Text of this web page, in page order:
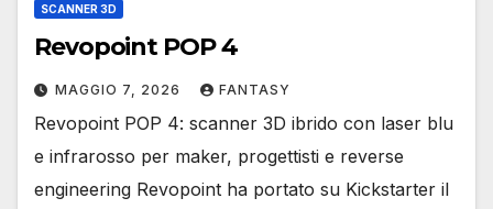
SCANNER 3D
Revopoint POP 4
MAGGIO 7, 2026 FANTASY
Revopoint POP 4: scanner 3D ibrido con laser blu
e infrarosso per maker, progettisti e reverse
engineering Revopoint ha portato su Kickstarter il